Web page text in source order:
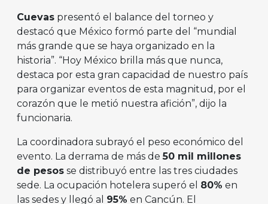
Cuevas presentó el balance del torneo y
destacó que México formó parte del “mundial
más grande que se haya organizado en la
historia”. “Hoy México brilla más que nunca,
destaca por esta gran capacidad de nuestro país
para organizar eventos de esta magnitud, por el
corazón que le metió nuestra afición”, dijo la
funcionaria.
La coordinadora subrayó el peso económico del
evento. La derrama de más de50 mil millones
de pesos se distribuyó entre las tres ciudades
sede. La ocupación hotelera superó el 80% en
las sedes y llegó al 95% en Cancún. El